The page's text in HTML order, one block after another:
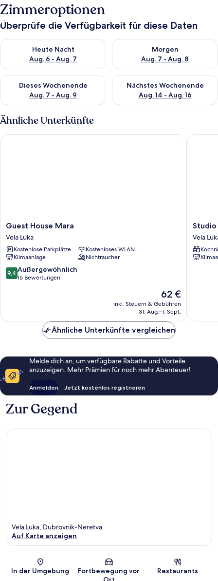
Zimmeroptionen
Überprüfe die Verfügbarkeit für diese Daten
Heute Nacht
Aug. 6 - Aug. 7
Überprüfe die Verfügbarkeit für heute Nacht, Aug. 6 - Aug. 7.
Morgen
Aug. 7 - Aug. 8
Überprüfe die Verfügbarkeit
Dieses Wochenende
Aug. 7 - Aug. 9
Überprüfe die Verfügbarkeit für dieses Wochenende, Aug. 7
Nächstes Wochenende
Aug. 14 - Aug. 16
Überprüfe die Verfügbarkeit
Ähnliche Unterkünfte
Guest
House
Mara
Vela
Luka
Guest House Mara
Vela Luka
Kostenlose Parkplätze
Kostenloses WLAN
Klimaanlage
Nichtraucher
9.4
von
9,4 Außergewöhnlich
16 Bewertungen
Der
Preis
beträgt
62 €
inkl. Steuern & Gebühren
31. Aug.–1. Sept.
Guest House Mara
Studio
Joković
Vela
Luka
Vela
Studio
Ähnliche Unterkünfte vergleichen
Melde dich an, um verfügbare Rabatte und Vorteile
anzuzeigen. Mehr Prämien für noch mehr Abenteuer!
Anmelden Jetzt kostenlos registrieren
Zur Gegend
Karte
Vela Luka, Dubrovnik-Neretva
Auf Karte anzeigen
In der Umgebung
Fortbewegung vor
Restaurants